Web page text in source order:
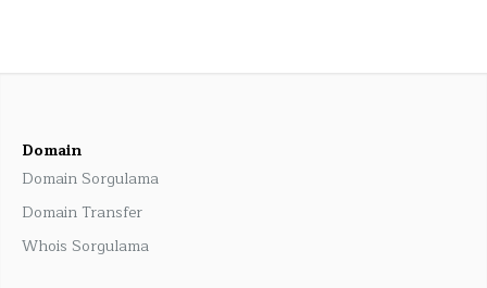
Domain
Domain Sorgulama
Domain Transfer
Whois Sorgulama